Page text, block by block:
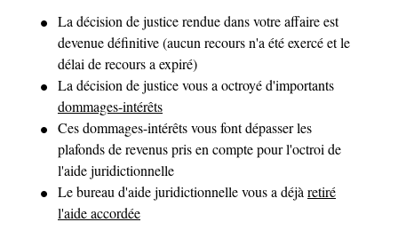
La décision de justice rendue dans votre affaire est
devenue définitive (aucun recours n'a été exercé et le
délai de recours a expiré)
La décision de justice vous a octroyé d'importants
dommages-intérêts
Ces dommages-intérêts vous font dépasser les
plafonds de revenus pris en compte pour l'octroi de
l'aide juridictionnelle
Le bureau d'aide juridictionnelle vous a déjà retiré
l'aide accordée